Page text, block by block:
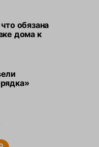
обязана
дома к